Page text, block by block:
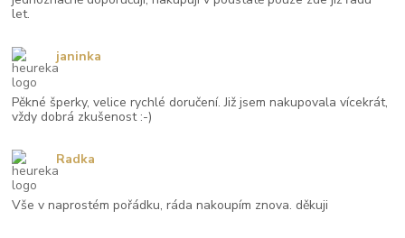
let.
Pěkné šperky, velice rychlé doručení. Již jsem nakupovala vícekrát,
vždy dobrá zkušenost :-)
janinka
Vše v naprostém pořádku, ráda nakoupím znova. děkuji
Radka